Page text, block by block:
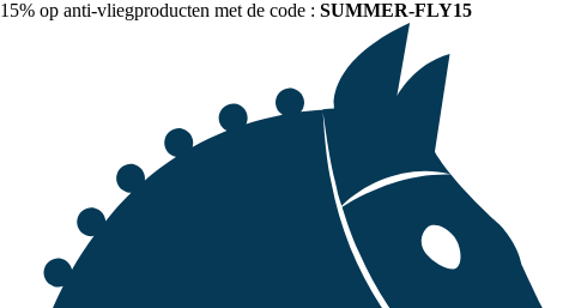
15% op anti-vliegproducten met de code : SUMMER-FLY15